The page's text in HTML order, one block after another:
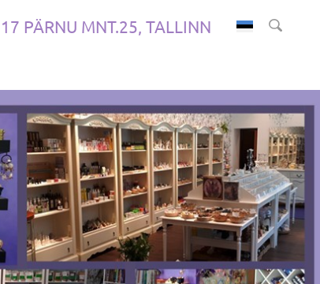
PÄRNU MNT.25, TALLINN